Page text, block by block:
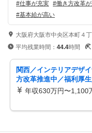
#仕事が充実 #働き方改革
#基本給が高い
大阪府大阪市中央区本町４
平均残業時間： 44.4時間
関西／インテリアデザ
方改革推進中／福利厚
休１２５土日祝／残業２
年収630万円〜1,100